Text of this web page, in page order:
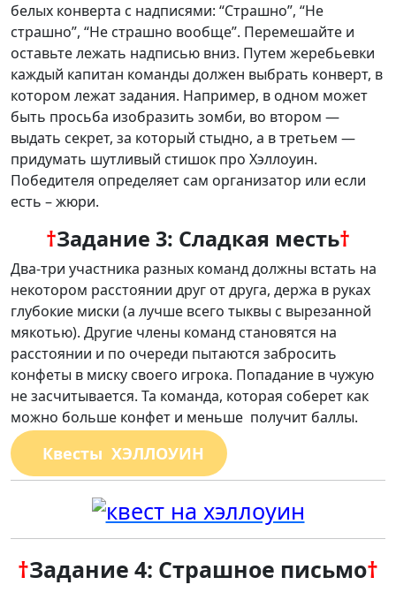
белых конверта с надписями: “Страшно”, “Не
страшно”, “Не страшно вообще”. Перемешайте и
оставьте лежать надписью вниз. Путем жеребьевки
каждый капитан команды должен выбрать конверт, в
котором лежат задания. Например, в одном может
быть просьба изобразить зомби, во втором —
выдать секрет, за который стыдно, а в третьем —
придумать шутливый стишок про Хэллоуин.
Победителя определяет сам организатор или если
есть – жюри.
†Задание 3: Сладкая месть†
Два-три участника разных команд должны встать на
некотором расстоянии друг от друга, держа в руках
глубокие миски (а лучше всего тыквы с вырезанной
мякотью). Другие члены команд становятся на
расстоянии и по очереди пытаются забросить
конфеты в миску своего игрока. Попадание в чужую
не засчитывается. Та команда, которая соберет как
можно больше конфет и меньше получит баллы.
Квесты ХЭЛЛОУИН
†Задание 4: Страшное письмо†